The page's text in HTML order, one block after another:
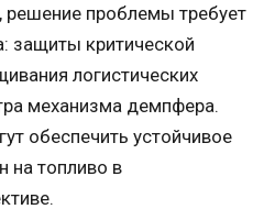
решение проблемы требует
защиты критической
логистических
механизма демпфера.
обеспечить устойчивое
на топливо в